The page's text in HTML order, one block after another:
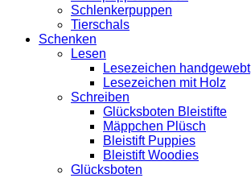
Schlenkerpuppen
Tierschals
Schenken
Lesen
Lesezeichen handgewebt
Lesezeichen mit Holz
Schreiben
Glücksboten Bleistifte
Mäppchen Plüsch
Bleistift Puppies
Bleistift Woodies
Glücksboten